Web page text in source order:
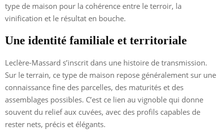
type de maison pour la cohérence entre le terroir, la
vinification et le résultat en bouche.
Une identité familiale et territoriale
Leclère-Massard s’inscrit dans une histoire de transmission.
Sur le terrain, ce type de maison repose généralement sur une
connaissance fine des parcelles, des maturités et des
assemblages possibles. C’est ce lien au vignoble qui donne
souvent du relief aux cuvées, avec des profils capables de
rester nets, précis et élégants.